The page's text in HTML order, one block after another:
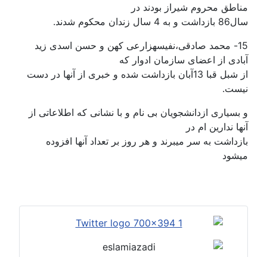
مناطق محروم شیراز بودند در
سال86 بازداشت و به 4 سال زندان محکوم شدند.
15- محمد صادقی،نفیسهزارعی کهن و حسن اسدی زید
آبادی از اعضای سازمان ادوار که
از شبل قبا 13آبان بازداشت شده و خبری از آنها در دست
نیست.
و بسیاری ازدانشجویان بی نام و با نشانی که اطلاعاتی از
آنها ندارین ام در
بازداشت به سر میبرند و هر روز بر تعداد آنها افزوده
میشود